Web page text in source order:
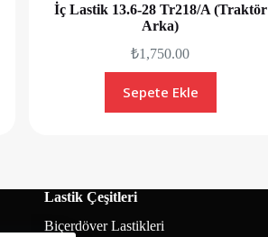
İç Lastik 13.6-28 Tr218/A (Traktör
Arka)
₺1,750.00
Sepete Ekle
Lastik Çeşitleri
Biçerdöver Lastikleri